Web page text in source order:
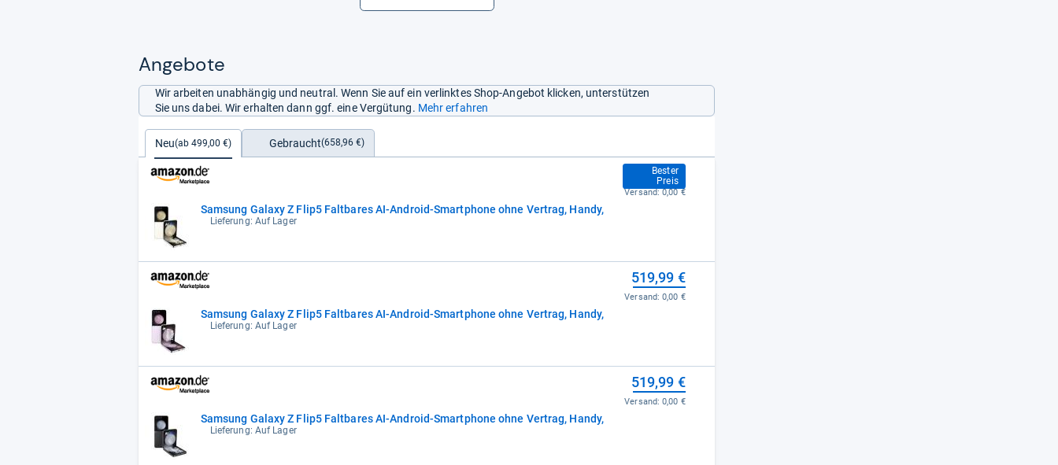
Angebote
Wir arbeiten unabhängig und neutral. Wenn Sie auf ein verlinktes Shop-Angebot klicken, unterstützen
Sie uns dabei. Wir erhalten dann ggf. eine Vergütung. Mehr erfahren
Neu(ab 499,00 €) Gebraucht(658,96 €)
Samsung Galaxy Z Flip5 Faltbares AI-Android-Smartphone ohne Vertrag, Handy,
Lieferung: Auf Lager
Bester
Preis
499,00 €
Versand:0,00 €
Samsung Galaxy Z Flip5 Faltbares AI-Android-Smartphone ohne Vertrag, Handy,
Lieferung: Auf Lager
519,99 €
Versand:0,00 €
Samsung Galaxy Z Flip5 Faltbares AI-Android-Smartphone ohne Vertrag, Handy,
Lieferung: Auf Lager
519,99 €
Versand:0,00 €